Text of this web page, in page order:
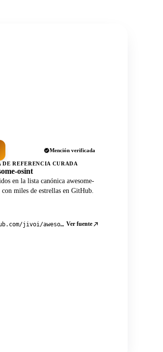
Mención verificada
DE REFERENCIA CURADA
osint
en la lista canónica awesome-
con miles de estrellas en GitHub.
github.com/jivoi/awesome-osint Ver fuente